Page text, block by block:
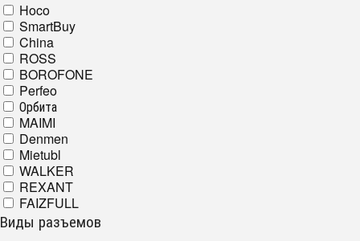
Hoco
SmartBuy
China
ROSS
BOROFONE
Perfeo
Орбита
MAIMI
Denmen
Mietubl
WALKER
REXANT
FAIZFULL
Виды разъемов